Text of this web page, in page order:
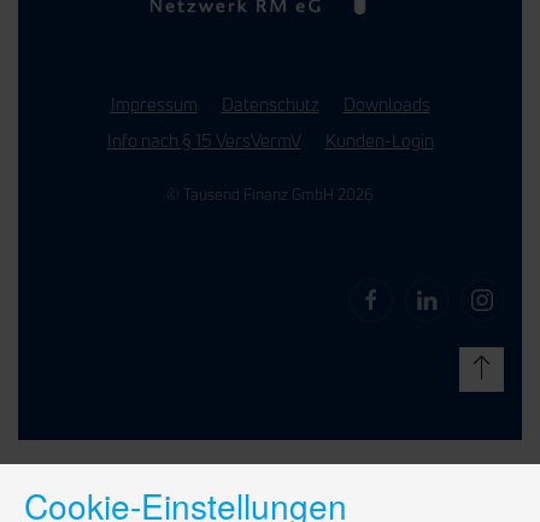
Impressum Datenschutz
Downloads
Info nach § 15 VersVermV
Kunden-Login
© Tausend Finanz GmbH 2026
Cookie-Einstellungen